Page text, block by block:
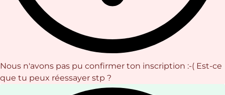
Nous n'avons pas pu confirmer ton inscription :-( Est-ce
que tu peux réessayer stp ?